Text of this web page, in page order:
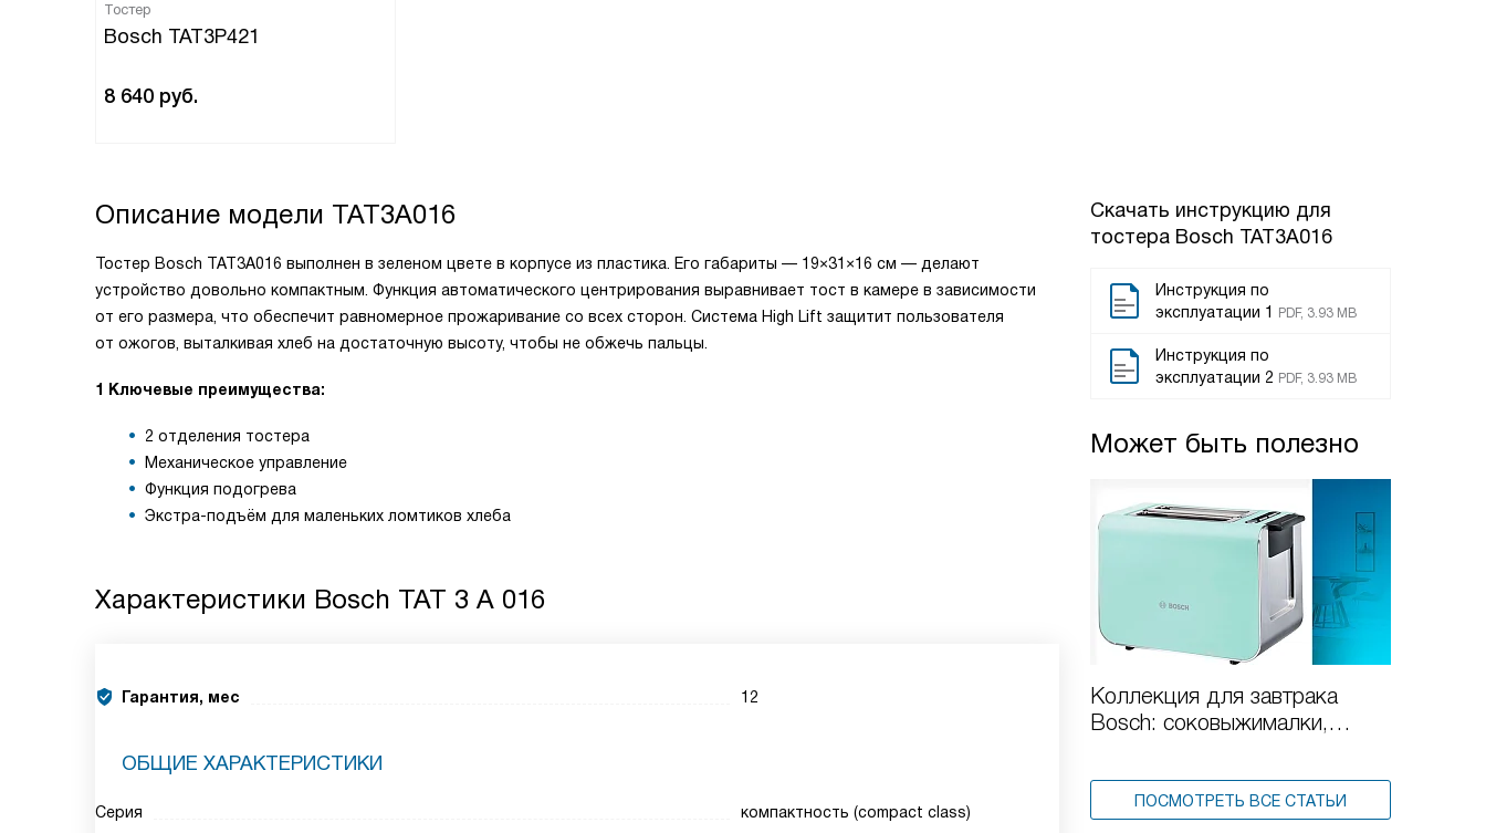
Тостер
Bosch TAT3P421
8 640 руб.
Скачать инструкцию для
тостера Bosch TAT3A016
Инструкция по
эксплуатации 1
PDF, 3.93 MB
Инструкция по
эксплуатации 2 PDF, 3.93 MB
Может быть полезно
Коллекция для завтрака
Bosch: соковыжималки,
ПОСМОТРЕТЬ ВСЕ СТАТЬИ
Описание модели TAT3A016
Тостер Bosch TAT3A016 выполнен в зеленом цвете в корпусе из пластика. Его габариты — 19×31×16 см — делают
устройство довольно компактным. Функция автоматического центрирования выравнивает тост в камере в зависимости
от его размера, что обеспечит равномерное прожаривание со всех сторон. Система High Lift защитит пользователя
от ожогов, выталкивая хлеб на достаточную высоту, чтобы не обжечь пальцы.
1 Ключевые преимущества:
2 отделения тостера
Механическое управление
Функция подогрева
Экстра-подъём для маленьких ломтиков хлеба
Характеристики Bosch TAT 3 A 016
Гарантия, мес 12
ОБЩИЕ ХАРАКТЕРИСТИКИ
Серия
компактность (compact class)